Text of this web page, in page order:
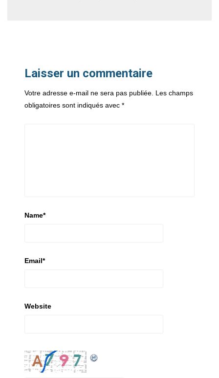
Laisser un commentaire
Votre adresse e-mail ne sera pas publiée. Les champs
obligatoires sont indiqués avec *
Name*
Email*
Website